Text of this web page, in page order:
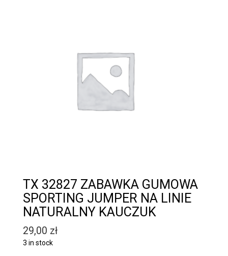
TX 32827 ZABAWKA GUMOWA
SPORTING JUMPER NA LINIE
NATURALNY KAUCZUK
29,00 zł
3 in stock